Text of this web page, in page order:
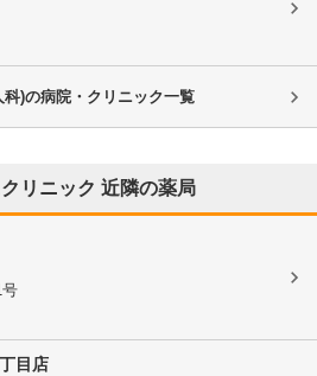
科)の病院・クリニック一覧
リニック 近隣の薬局
目店